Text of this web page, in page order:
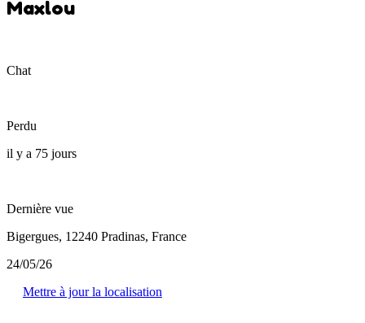
Maxlou
Chat
Perdu
il y a 75 jours
Dernière vue
Bigergues, 12240 Pradinas, France
24/05/26
Mettre à jour la localisation